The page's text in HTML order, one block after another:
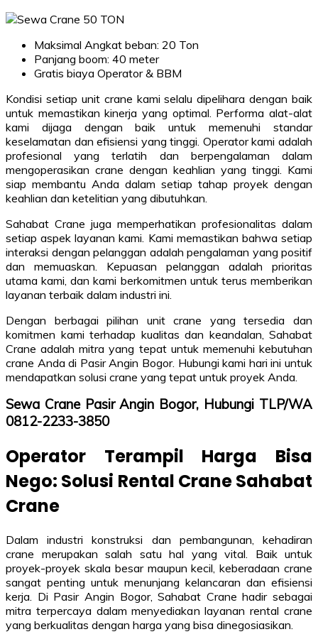
Maksimal Angkat beban: 20 Ton
Panjang boom: 40 meter
Gratis biaya Operator & BBM
Kondisi setiap unit crane kami selalu dipelihara dengan baik
untuk memastikan kinerja yang optimal. Performa alat-alat
kami dijaga dengan baik untuk memenuhi standar
keselamatan dan efisiensi yang tinggi. Operator kami adalah
profesional yang terlatih dan berpengalaman dalam
mengoperasikan crane dengan keahlian yang tinggi. Kami
siap membantu Anda dalam setiap tahap proyek dengan
keahlian dan ketelitian yang dibutuhkan.
Sahabat Crane juga memperhatikan profesionalitas dalam
setiap aspek layanan kami. Kami memastikan bahwa setiap
interaksi dengan pelanggan adalah pengalaman yang positif
dan memuaskan. Kepuasan pelanggan adalah prioritas
utama kami, dan kami berkomitmen untuk terus memberikan
layanan terbaik dalam industri ini.
Dengan berbagai pilihan unit crane yang tersedia dan
komitmen kami terhadap kualitas dan keandalan, Sahabat
Crane adalah mitra yang tepat untuk memenuhi kebutuhan
crane Anda di Pasir Angin Bogor. Hubungi kami hari ini untuk
mendapatkan solusi crane yang tepat untuk proyek Anda.
Sewa Crane Pasir Angin Bogor, Hubungi TLP/WA
0812-2233-3850
Operator Terampil Harga Bisa
Nego: Solusi Rental Crane Sahabat
Crane
Dalam industri konstruksi dan pembangunan, kehadiran
crane merupakan salah satu hal yang vital. Baik untuk
proyek-proyek skala besar maupun kecil, keberadaan crane
sangat penting untuk menunjang kelancaran dan efisiensi
kerja. Di Pasir Angin Bogor, Sahabat Crane hadir sebagai
mitra terpercaya dalam menyediakan layanan rental crane
yang berkualitas dengan harga yang bisa dinegosiasikan.